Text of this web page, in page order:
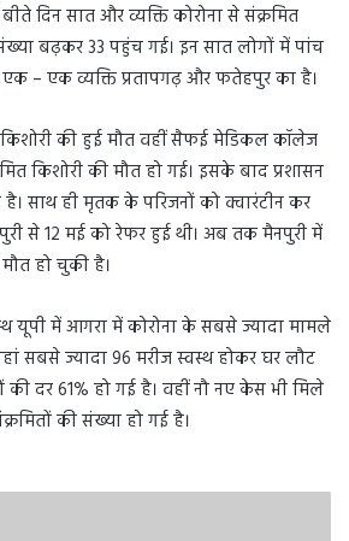
दिन सात और व्यक्ति कोरोना से संक्रमित
बढ़कर 33 पहुंच गई। इन सात लोगों में पांच
– एक व्यक्ति प्रतापगढ़ और फतेहपुर का है।
किशोरी की हुई मौत वहीं सैफई मेडिकल कॉलेज
किशोरी की मौत हो गई। इसके बाद प्रशासन
साथ ही मृतक के परिजनों को क्वारंटीन कर
से 12 मई को रेफर हुई थी। अब तक मैनपुरी में
हो चुकी है।
यूपी में आगरा में कोरोना के सबसे ज्यादा मामले
सबसे ज्यादा 96 मरीज स्वस्थ होकर घर लौट
की दर 61% हो गई है। वहीं नौ नए केस भी मिले
की संख्या हो गई है।